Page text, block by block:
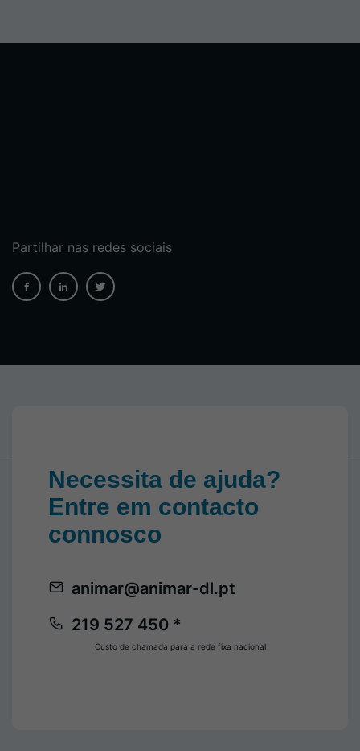
Partilhar nas redes sociais
Necessita de ajuda?
Entre em contacto
connosco
219 527 450 *
animar@animar-dl.pt
Custo de chamada para a rede fixa nacional